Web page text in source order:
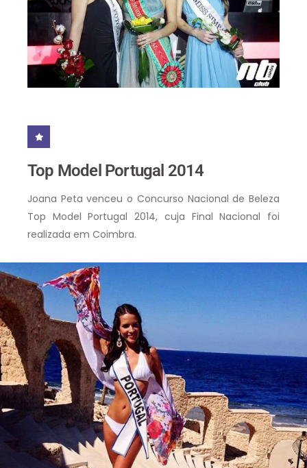
Top Model Portugal 2014
Joana Peta venceu o Concurso Nacional de Beleza
Top Model Portugal 2014, cuja Final Nacional foi
realizada em Coimbra.